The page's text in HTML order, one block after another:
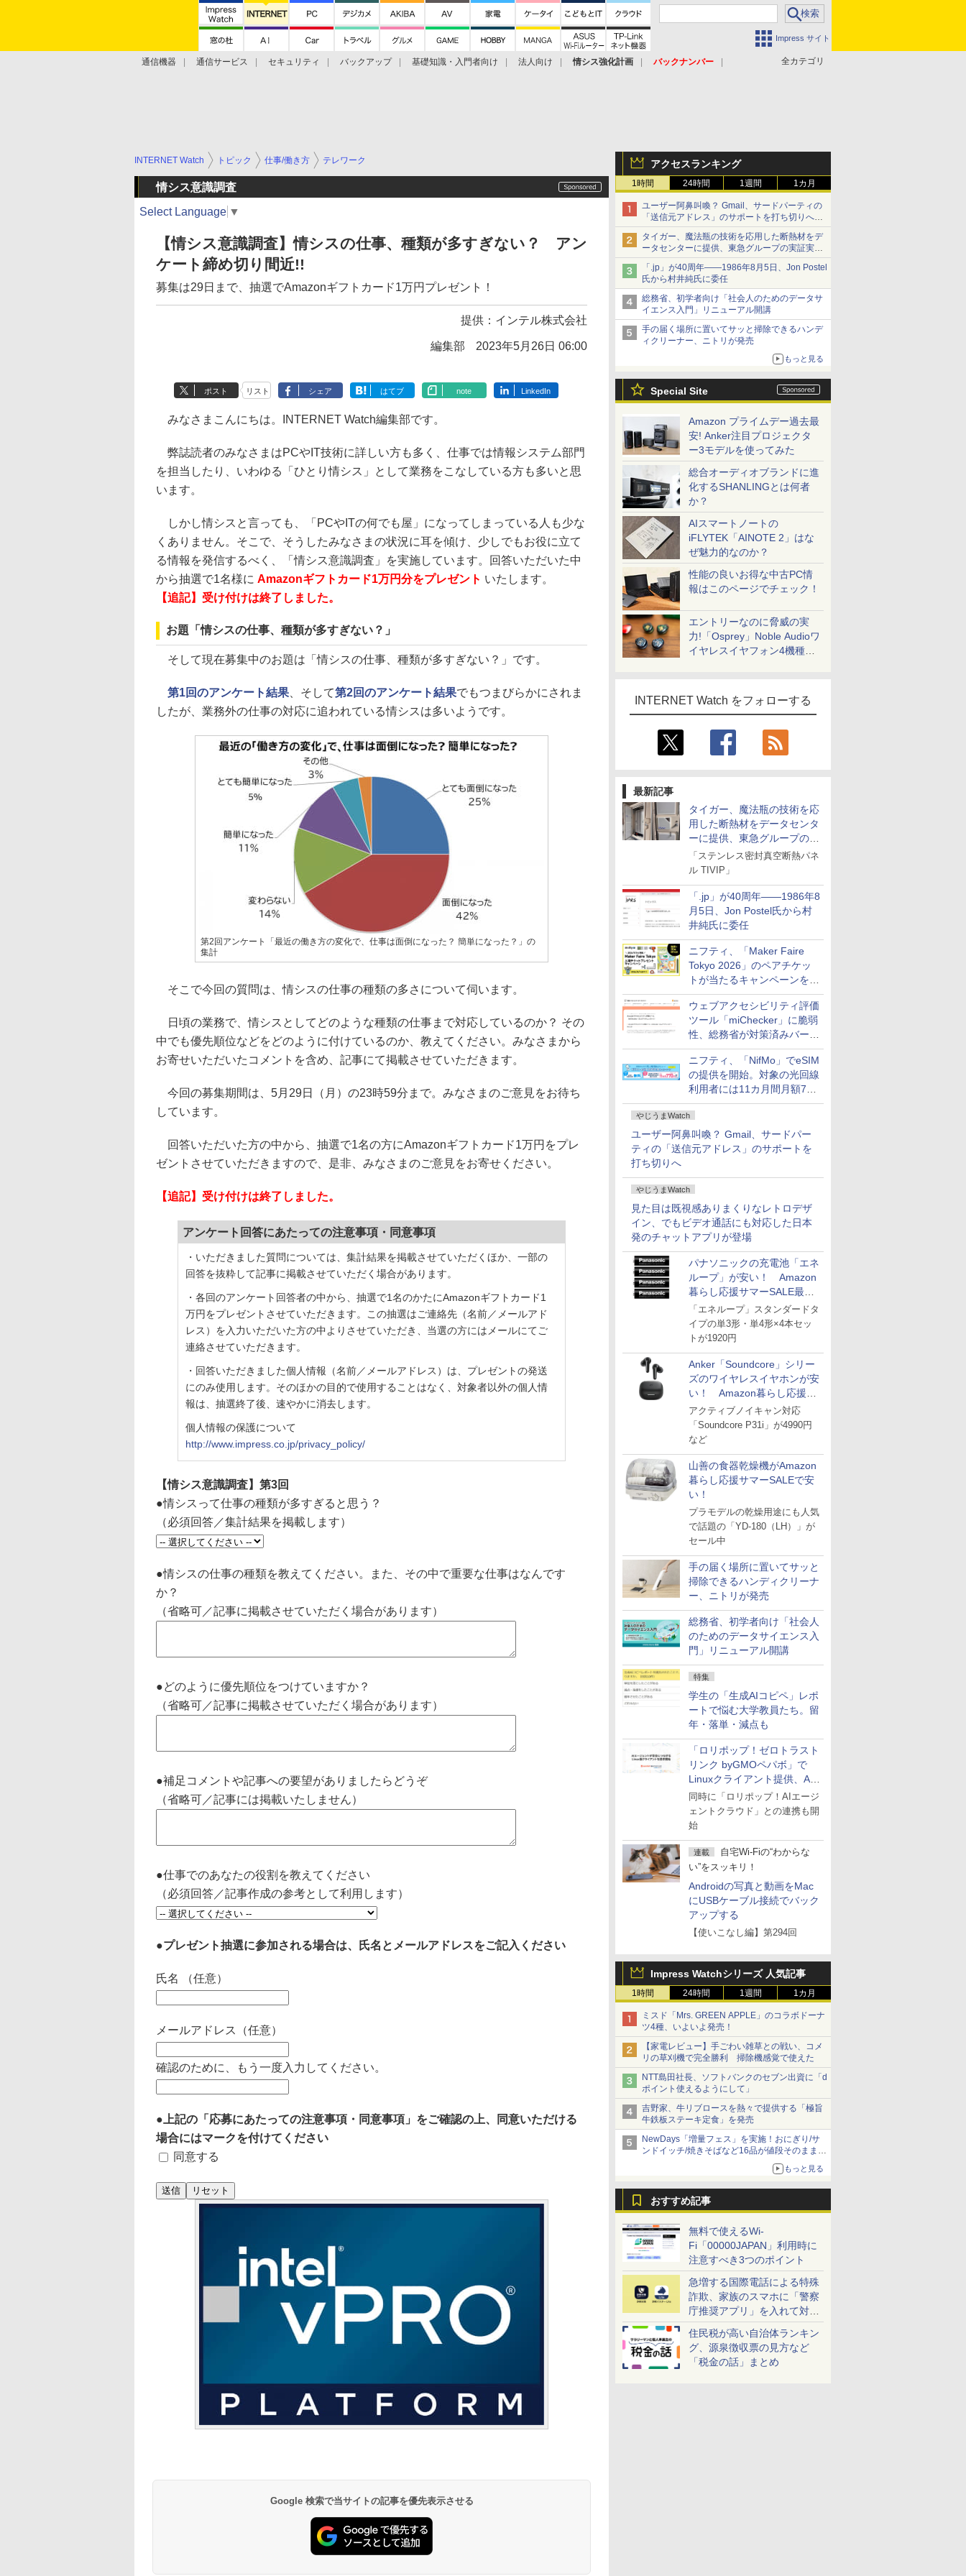
Impress サイト
全カテゴリ
通信機器 通信サービス セキュリティ バックアップ 基礎知識・入門者向け 法人向け 情シス強化計画
バックナンバー
アクセスランキング
1時間 24時間 1週間 1カ月
ユーザー阿鼻叫喚？ Gmail、サードパーティの
「送信元アドレス」のサポートを打ち切りへ
【やじうまWatch】
タイガー、魔法瓶の技術を応用した断熱材をデ
ータセンターに提供、東急グループの実証実験
で 「ステンレス密封真空断熱パネル TIVIP」
「.jp」が40周年――1986年8月5日、Jon Postel
氏から村井純氏に委任
総務省、初学者向け「社会人のためのデータサ
イエンス入門」リニューアル開講
手の届く場所に置いてサッと掃除できるハンデ
ィクリーナー、ニトリが発売
もっと見る
Special Site
Amazon プライムデー過去最
安! Anker注目プロジェクタ
ー3モデルを使ってみた
総合オーディオブランドに進
化するSHANLINGとは何者
か？
AIスマートノートの
iFLYTEK「AINOTE 2」はな
ぜ魅力的なのか？
性能の良いお得な中古PC情
報はこのページでチェック！
エントリーなのに脅威の実
力!「Osprey」Noble Audioワ
イヤレスイヤフォン4機種を
INTERNET Watch をフォローする
最新記事
タイガー、魔法瓶の技術を応
用した断熱材をデータセンタ
ーに提供、東急グループの実
証実験で
「ステンレス密封真空断熱パネ
ル TIVIP」
「.jp」が40周年――1986年8
月5日、Jon Postel氏から村
井純氏に委任
ニフティ、「Maker Faire
Tokyo 2026」のペアチケッ
トが当たるキャンペーンをX
で実施。8月16日まで
ウェブアクセシビリティ評価
ツール「miChecker」に脆弱
性、総務省が対策済みバージ
ョンへの更新を呼び掛け
ニフティ、「NifMo」でeSIM
の提供を開始。対象の光回線
利用者には11カ月間月額770
円割引のキャンペーン
やじうまWatch
ユーザー阿鼻叫喚？ Gmail、サードパー
ティの「送信元アドレス」のサポートを
打ち切りへ
やじうまWatch
見た目は既視感ありまくりなレトロデザ
イン、でもビデオ通話にも対応した日本
発のチャットアプリが登場
パナソニックの充電池「エネ
ループ」が安い！ Amazon
暮らし応援サマーSALE最終
日
「エネループ」スタンダードタ
イプの単3形・単4形×4本セッ
トが1920円
Anker「Soundcore」シリー
ズのワイヤレスイヤホンが安
い！ Amazon暮らし応援サ
マーSALE
アクティブノイキャン対応
「Soundcore P31i」が4990円
など
山善の食器乾燥機がAmazon
暮らし応援サマーSALEで安
い！
プラモデルの乾燥用途にも人気
で話題の「YD-180（LH）」が
セール中
手の届く場所に置いてサッと
掃除できるハンディクリーナ
ー、ニトリが発売
総務省、初学者向け「社会人
のためのデータサイエンス入
門」リニューアル開講
特集
学生の「生成AIコピペ」レポ
ートで悩む大学教員たち。留
年・落単・減点も
「ロリポップ！ゼロトラスト
リンク byGMOペパボ」で
Linuxクライアント提供、AI
エージェントの接続が容易に
同時に「ロリポップ！AIエージ
ェントクラウド」との連携も開
始
連載
自宅Wi-Fiの“わからな
い”をスッキリ！
Androidの写真と動画をMac
にUSBケーブル接続でバック
アップする
【使いこなし編】第294回
Impress Watchシリーズ 人気記事
1時間 24時間 1週間 1カ月
ミスド「Mrs. GREEN APPLE」のコラボドーナ
ツ4種、いよいよ発売！
【家電レビュー】手ごわい雑草との戦い、コメ
リの草刈機で完全勝利 掃除機感覚で使えた
NTT島田社長、ソフトバンクのセブン出資に「d
ポイント使えるようにして」
吉野家、牛リブロースを熱々で提供する「極旨
牛鉄板ステーキ定食」を発売
NewDays「増量フェス」を実施！おにぎり/サ
ンドイッチ/焼きそばなど16品が値段そのままで
もっと見る
おすすめ記事
無料で使えるWi-
Fi「00000JAPAN」利用時に
注意すべき3つのポイント
急増する国際電話による特殊
詐欺、家族のスマホに「警察
庁推奨アプリ」を入れて対策
しよう！
住民税が高い自治体ランキン
グ、源泉徴収票の見方など
「税金の話」まとめ
INTERNET Watch トピック 仕事/働き方 テレワーク
情シス意識調査
Select Language ▼
【情シス意識調査】情シスの仕事、種類が多すぎない？ アン
ケート締め切り間近!!
募集は29日まで、抽選でAmazonギフトカード1万円プレゼント！
提供： インテル株式会社
編集部 2023年5月26日 06:00
ポスト リスト シェア はてブ note LinkedIn
みなさまこんにちは。INTERNET Watch編集部です。
弊誌読者のみなさまはPCやIT技術に詳しい方も多く、仕事では情報システム部門
を担当したり、いわゆる「ひとり情シス」として業務をこなしている方も多いと思
います。
しかし情シスと言っても、「PCやITの何でも屋」になってしまっている人も少な
くありません。そこで、そうしたみなさまの状況に耳を傾け、少しでもお役に立て
る情報を発信するべく、「情シス意識調査」を実施しています。回答いただいた中
から抽選で1名様に Amazonギフトカード1万円分をプレゼント いたします。
【追記】受け付けは終了しました。
お題「情シスの仕事、種類が多すぎない？」
そして現在募集中のお題は「情シスの仕事、種類が多すぎない？」です。
第1回のアンケート結果 、そして第2回のアンケート結果でもつまびらかにされま
したが、業務外の仕事の対応に追われている情シスは多いようです。
第2回アンケート「最近の働き方の変化で、仕事は面倒になった？ 簡単になった？」の
集計
そこで今回の質問は、情シスの仕事の種類の多さについて伺います。
日頃の業務で、情シスとしてどのような種類の仕事まで対応しているのか？ その
中でも優先順位などをどのように付けているのか、教えてください。みなさまから
お寄せいただいたコメントを含め、記事にて掲載させていただきます。
今回の募集期間は、5月29日（月）の23時59分まで。みなさまのご意見をお待ち
しています。
回答いただいた方の中から、抽選で1名の方にAmazonギフトカード1万円をプレ
ゼントさせていただきますので、是非、みなさまのご意見をお寄せください。
【追記】受け付けは終了しました。
アンケート回答にあたっての注意事項・同意事項
・いただきました質問については、集計結果を掲載させていただくほか、一部の
回答を抜粋して記事に掲載させていただく場合があります。
・各回のアンケート回答者の中から、抽選で1名のかたにAmazonギフトカード1
万円をプレゼントさせていただきます。この抽選はご連絡先（名前／メールアド
レス）を入力いただいた方の中よりさせていただき、当選の方にはメールにてご
連絡させていただきます。
・回答いただきました個人情報（名前／メールアドレス）は、プレゼントの発送
にのみ使用します。そのほかの目的で使用することはなく、対象者以外の個人情
報は、抽選終了後、速やかに消去します。
個人情報の保護について
http://www.impress.co.jp/privacy_policy/
【情シス意識調査】第3回
●情シスって仕事の種類が多すぎると思う？
（必須回答／集計結果を掲載します）
●情シスの仕事の種類を教えてください。また、その中で重要な仕事はなんです
か？
（省略可／記事に掲載させていただく場合があります）
●どのように優先順位をつけていますか？
（省略可／記事に掲載させていただく場合があります）
●補足コメントや記事への要望がありましたらどうぞ
（省略可／記事には掲載いたしません）
●仕事でのあなたの役割を教えてください
（必須回答／記事作成の参考として利用します）
●プレゼント抽選に参加される場合は、氏名とメールアドレスをご記入ください
氏名 （任意）
メールアドレス（任意）
確認のために、もう一度入力してください。
●上記の「応募にあたっての注意事項・同意事項」をご確認の上、同意いただける
場合にはマークを付けてください
同意する
Google 検索で当サイトの記事を優先表示させる